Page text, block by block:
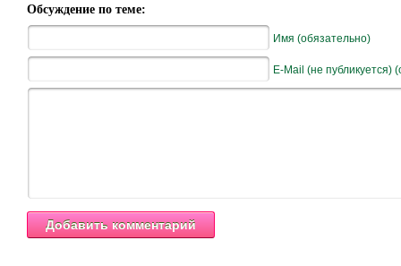
Обсуждение по теме:
Имя (обязательно)
E-Mail (не публикуется)